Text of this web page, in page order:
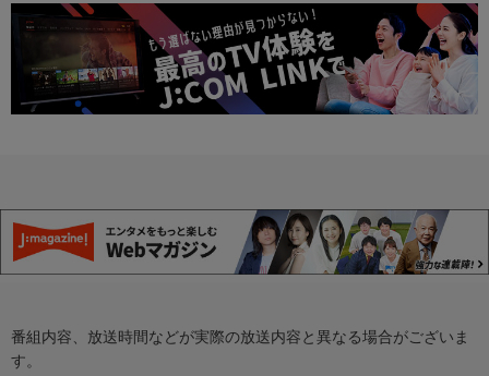
番組内容、放送時間などが実際の放送内容と異なる場合がございま
す。